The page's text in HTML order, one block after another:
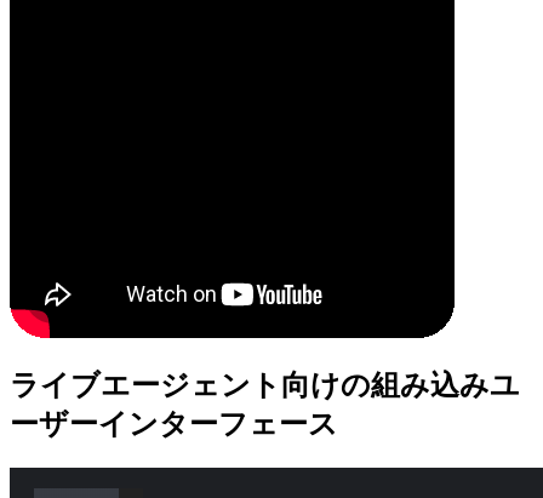
ライブエージェント向けの組み込みユ
ーザーインターフェース